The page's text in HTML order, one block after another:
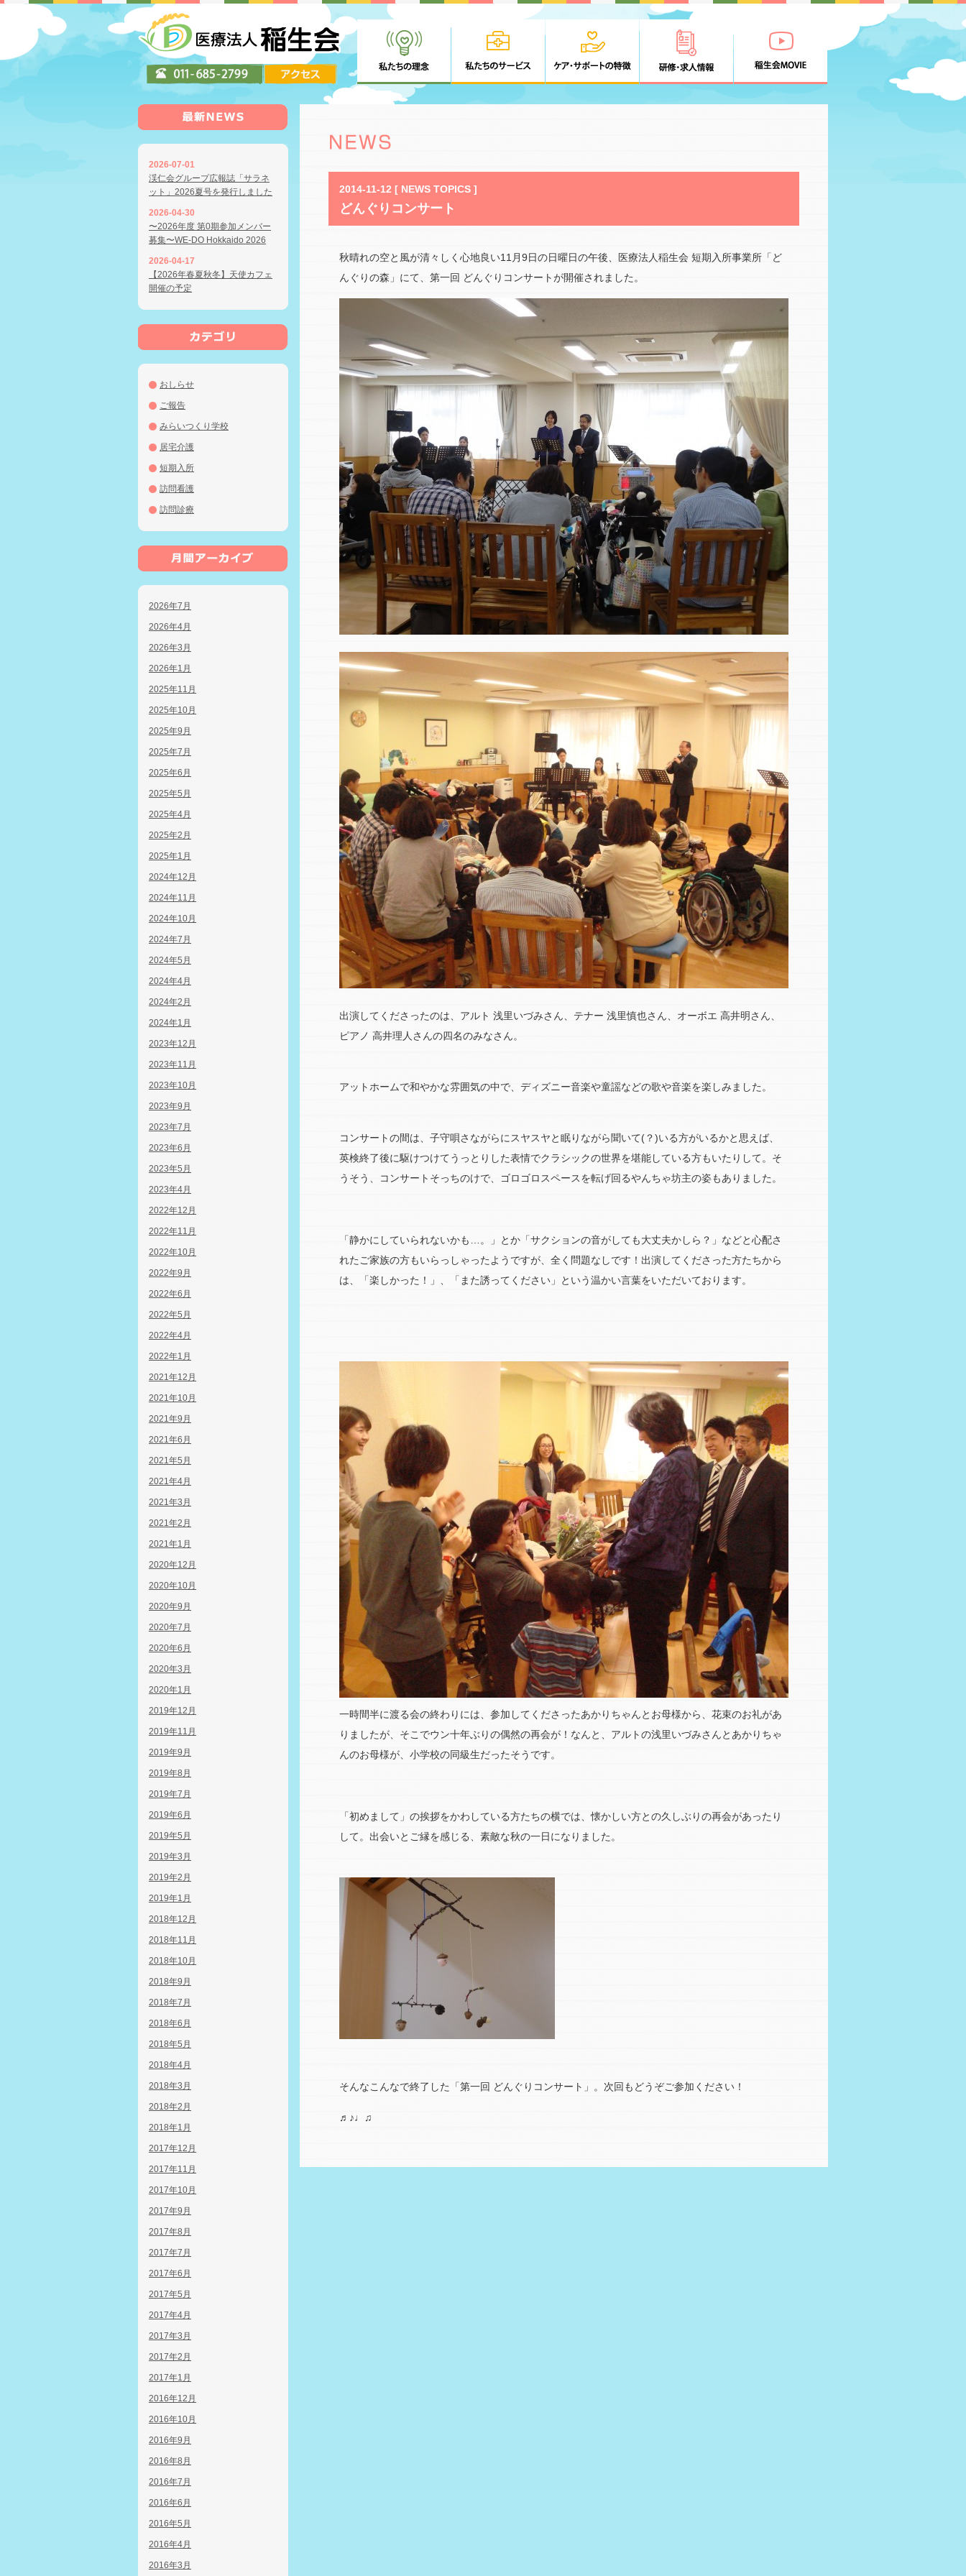
2014-11-12 [ NEWS TOPICS ]
どんぐりコンサート
秋晴れの空と風が清々しく心地良い11月9日の日曜日の午後、医療法人稲生会 短期入所事業所「ど
んぐりの森」にて、第一回 どんぐりコンサートが開催されました。
出演してくださったのは、アルト 浅里いづみさん、テナー 浅里慎也さん、オーボエ 高井明さん、
ピアノ 高井理人さんの四名のみなさん。
アットホームで和やかな雰囲気の中で、ディズニー音楽や童謡などの歌や音楽を楽しみました。
コンサートの間は、子守唄さながらにスヤスヤと眠りながら聞いて(？)いる方がいるかと思えば、
英検終了後に駆けつけてうっとりした表情でクラシックの世界を堪能している方もいたりして。そ
うそう、コンサートそっちのけで、ゴロゴロスペースを転げ回るやんちゃ坊主の姿もありました。
「静かにしていられないかも…。」とか「サクションの音がしても大丈夫かしら？」などと心配さ
れたご家族の方もいらっしゃったようですが、全く問題なしです！出演してくださった方たちから
は、「楽しかった！」、「また誘ってください」という温かい言葉をいただいております。
一時間半に渡る会の終わりには、参加してくださったあかりちゃんとお母様から、花束のお礼があ
りましたが、そこでウン十年ぶりの偶然の再会が！なんと、アルトの浅里いづみさんとあかりちゃ
んのお母様が、小学校の同級生だったそうです。
「初めまして」の挨拶をかわしている方たちの横では、懐かしい方との久しぶりの再会があったり
して。出会いとご縁を感じる、素敵な秋の一日になりました。
そんなこんなで終了した「第一回 どんぐりコンサート」。次回もどうぞご参加ください！
♬♪♩♫
2026-07-01
渓仁会グループ広報誌「サラネ
ット」2026夏号を発行しました
2026-04-30
〜2026年度 第0期参加メンバー
募集〜WE-DO Hokkaido 2026
2026-04-17
【2026年春夏秋冬】天使カフェ
開催の予定
おしらせ
ご報告
みらいつくり学校
居宅介護
短期入所
訪問看護
訪問診療
2026年7月
2026年4月
2026年3月
2026年1月
2025年11月
2025年10月
2025年9月
2025年7月
2025年6月
2025年5月
2025年4月
2025年2月
2025年1月
2024年12月
2024年11月
2024年10月
2024年7月
2024年5月
2024年4月
2024年2月
2024年1月
2023年12月
2023年11月
2023年10月
2023年9月
2023年7月
2023年6月
2023年5月
2023年4月
2022年12月
2022年11月
2022年10月
2022年9月
2022年6月
2022年5月
2022年4月
2022年1月
2021年12月
2021年10月
2021年9月
2021年6月
2021年5月
2021年4月
2021年3月
2021年2月
2021年1月
2020年12月
2020年10月
2020年9月
2020年7月
2020年6月
2020年3月
2020年1月
2019年12月
2019年11月
2019年9月
2019年8月
2019年7月
2019年6月
2019年5月
2019年3月
2019年2月
2019年1月
2018年12月
2018年11月
2018年10月
2018年9月
2018年7月
2018年6月
2018年5月
2018年4月
2018年3月
2018年2月
2018年1月
2017年12月
2017年11月
2017年10月
2017年9月
2017年8月
2017年7月
2017年6月
2017年5月
2017年4月
2017年3月
2017年2月
2017年1月
2016年12月
2016年10月
2016年9月
2016年8月
2016年7月
2016年6月
2016年5月
2016年4月
2016年3月